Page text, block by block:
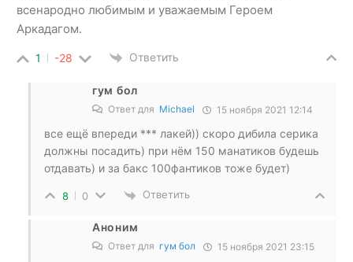
всенародно любимым и уважаемым Героем
Аркадагом.
1 -28 Ответить
гум бол
Ответ для Michael 15 ноября 2021 12:14
все ещё впереди *** лакей)) скоро дибила серика
должны посадить) при нём 150 манатиков будешь
отдавать) и за бакс 100фантиков тоже будет)
8 0 Ответить
Аноним
Ответ для гум бол 15 ноября 2021 23:15